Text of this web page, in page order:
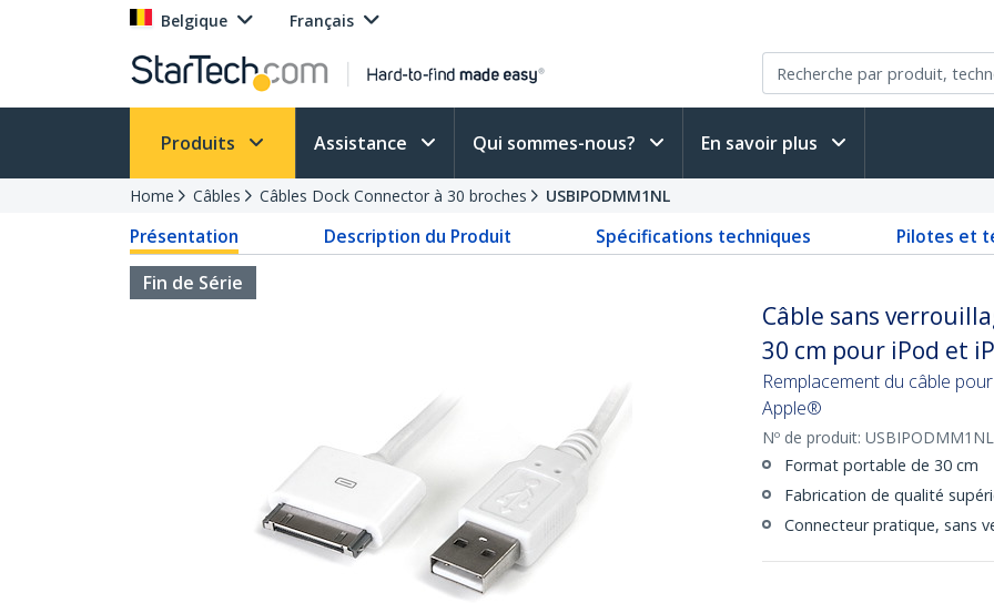
Belgique Français
Produits Assistance Qui sommes-nous? En savoir plus
Home Câbles Câbles Dock Connector à 30 broches USBIPODMM1NL
Présentation Description du Produit Spécifications techniques Pilotes et
Fin de Série
Câble sans
30 cm pour iPod et
Remplacement du câble
Apple®
Nº de produit: USBIPODMM1NL
Format portable de 30 cm
Fabrication de qualité
Connecteur pratique, sans